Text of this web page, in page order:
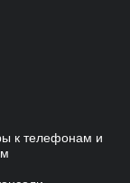
к телефонам и